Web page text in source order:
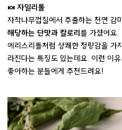
🍬 자일리톨
자작나무껍질에서 추출하는 천연 감
해당하는 단맛과 칼로리를 가졌어요.
에리스리톨처럼 상쾌한 청량감을 가
라진다는 특징도 있는데요. 이런 이
좋아하는 분들에게 추천드려요!